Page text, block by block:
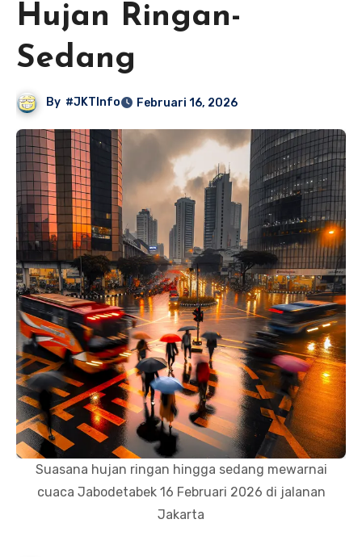
Hujan Ringan-
Sedang
By #JKTInfo Februari 16, 2026
Suasana hujan ringan hingga sedang mewarnai
cuaca Jabodetabek 16 Februari 2026 di jalanan
Jakarta